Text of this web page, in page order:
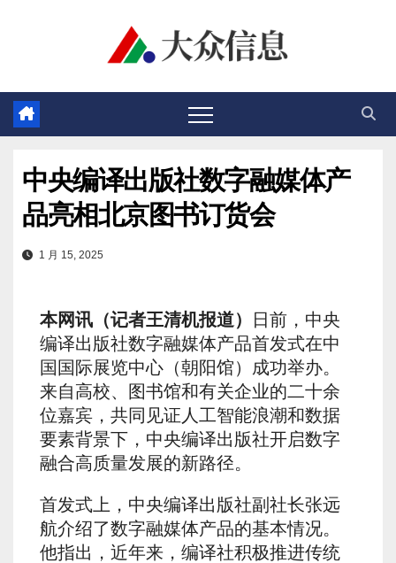
容
中央编译出版社数字融媒体产
品亮相北京图书订货会
1 月 15, 2025
本网讯（记者王清机报道）
日前，中央
编译出版社数字融媒体产品首发式在中
国国际展览中心（朝阳馆）成功举办。
来自高校、图书馆和有关企业的二十余
位嘉宾，共同见证人工智能浪潮和数据
要素背景下，中央编译出版社开启数字
融合高质量发展的新路径。
首发式上，中央编译出版社副社长张远
航介绍了数字融媒体产品的基本情况。
他指出，近年来，编译社积极推进传统